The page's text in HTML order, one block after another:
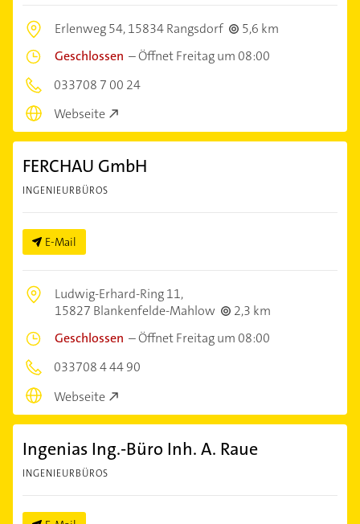
Erlenweg 54,15834 Rangsdorf
5,6 km
Geschlossen –Öffnet Freitag um 08:00
033708 7 00 24
Webseite
FERCHAU GmbH
INGENIEURBÜROS
E-Mail
Ludwig-Erhard-Ring 11,
15827 Blankenfelde-Mahlow
2,3 km
Geschlossen –Öffnet Freitag um 08:00
033708 4 44 90
Webseite
Ingenias Ing.-Büro Inh. A. Raue
INGENIEURBÜROS